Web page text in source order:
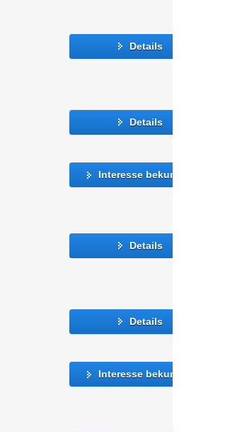
Details
Details
Interesse bekunden
Details
Details
Interesse bekunden